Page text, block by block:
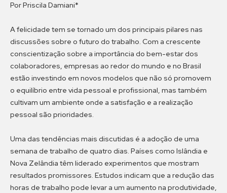
Por Priscila Damiani*
A felicidade tem se tornado um dos principais pilares nas
discussões sobre o futuro do trabalho. Com a crescente
conscientização sobre a importância do bem-estar dos
colaboradores, empresas ao redor do mundo e no Brasil
estão investindo em novos modelos que não só promovem
o equilíbrio entre vida pessoal e profissional, mas também
cultivam um ambiente onde a satisfação e a realização
pessoal são prioridades.
Uma das tendências mais discutidas é a adoção de uma
semana de trabalho de quatro dias. Países como Islândia e
Nova Zelândia têm liderado experimentos que mostram
resultados promissores. Estudos indicam que a redução das
horas de trabalho pode levar a um aumento na produtividade,